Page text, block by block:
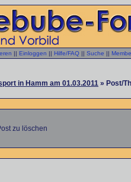
|| Einloggen || Hilfe/FAQ || Suche ||
in Hamm am 01.03.2011 » Post/
zu löschen